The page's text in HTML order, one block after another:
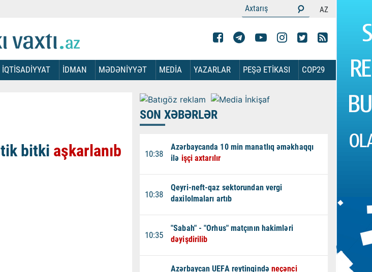
AZ
İQTİSADİYYAT İDMAN MƏDƏNİYYƏT MEDİA YAZARLAR PEŞƏ ETİKASI COP29
bitki aşkarlanıb
SON XƏBƏRLƏR
10:38
Azərbaycanda 10 min manatlıq əməkhaqqı
ilə işçi axtarılır
10:38
Qeyri-neft-qaz sektorundan vergi
daxilolmaları artıb
10:35
"Sabah" - "Orhus" matçının hakimləri
dəyişdirilib
Azərbaycan UEFA reytinqində neçənci